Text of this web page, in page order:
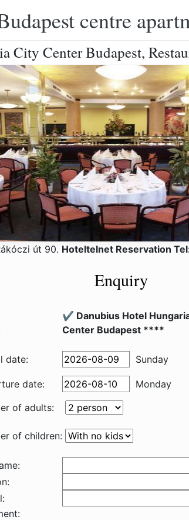
centre
City Center Budapest,
út 90. Hoteltelnet Reservation
Enquiry
✔️ Danubius Hotel
Center Budapest ****
date: Sunday
date:
Monday
of adults:
of children: